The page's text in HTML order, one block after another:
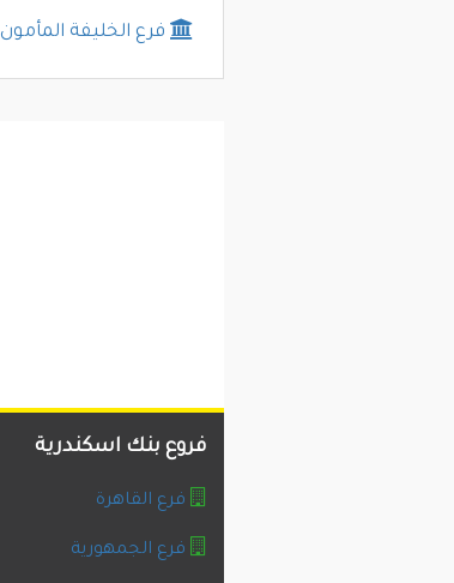
فرع الخليفة المأمون
فروع بنك اسكندرية
فرع القاهرة
فرع الجمهورية